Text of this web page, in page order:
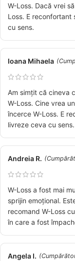
W-Loss. Dacă vrei
Loss. E reconfortant
cu sens.
Ioana Mihaela
Am simțit că cineva
W-Loss. Cine vrea
încerce W-Loss. E
livreze ceva cu sens.
Andreia R.
W-Loss a fost mai
sprijin emoțional.
recomand W-Loss
în care a fost
Angela I.